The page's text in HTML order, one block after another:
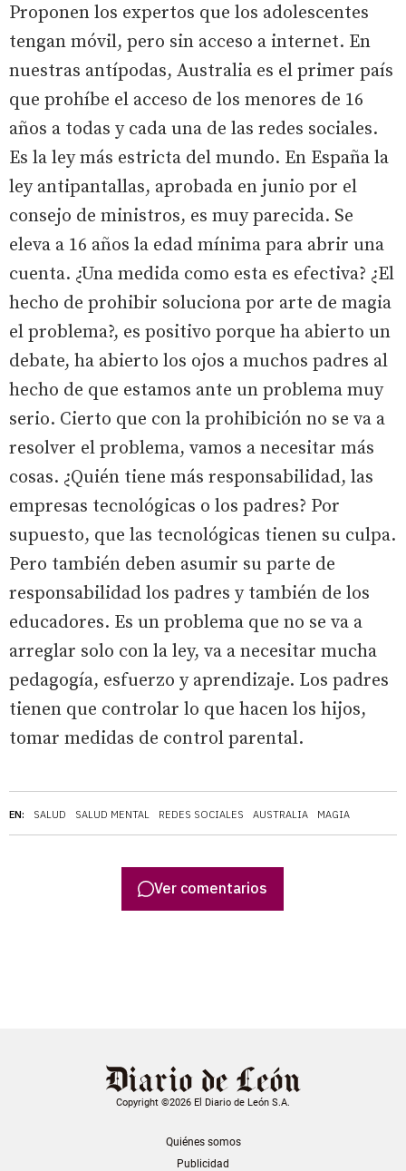
EN: SALUD SALUD MENTAL REDES SOCIALES AUSTRALIA MAGIA
Proponen los expertos que los adolescentes
tengan móvil, pero sin acceso a internet. En
nuestras antípodas, Australia es el primer país
que prohíbe el acceso de los menores de 16
años a todas y cada una de las redes sociales.
Es la ley más estricta del mundo. En España la
ley antipantallas, aprobada en junio por el
consejo de ministros, es muy parecida. Se
eleva a 16 años la edad mínima para abrir una
cuenta. ¿Una medida como esta es efectiva? ¿El
hecho de prohibir soluciona por arte de magia
el problema?, es positivo porque ha abierto un
debate, ha abierto los ojos a muchos padres al
hecho de que estamos ante un problema muy
serio. Cierto que con la prohibición no se va a
resolver el problema, vamos a necesitar más
cosas. ¿Quién tiene más responsabilidad, las
empresas tecnológicas o los padres? Por
supuesto, que las tecnológicas tienen su culpa.
Pero también deben asumir su parte de
responsabilidad los padres y también de los
educadores. Es un problema que no se va a
arreglar solo con la ley, va a necesitar mucha
pedagogía, esfuerzo y aprendizaje. Los padres
tienen que controlar lo que hacen los hijos,
tomar medidas de control parental.
Ver comentarios
Copyright ©2026 El Diario de León S.A.
Quiénes somos
Publicidad